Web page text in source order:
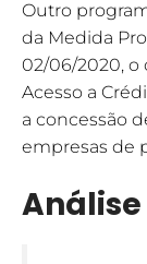
Outro
da Medida
02/06/2020, o
Acesso a
a concessão
empresas de